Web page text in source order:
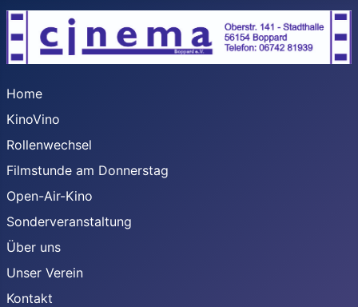
Home
KinoVino
Rollenwechsel
Filmstunde am Donnerstag
Open-Air-Kino
Sonderveranstaltung
Über uns
Unser Verein
Kontakt